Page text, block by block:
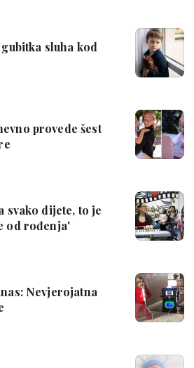
sluha kod
provede šest
svako dijete, to je
od rođenja'
Nevjerojatna